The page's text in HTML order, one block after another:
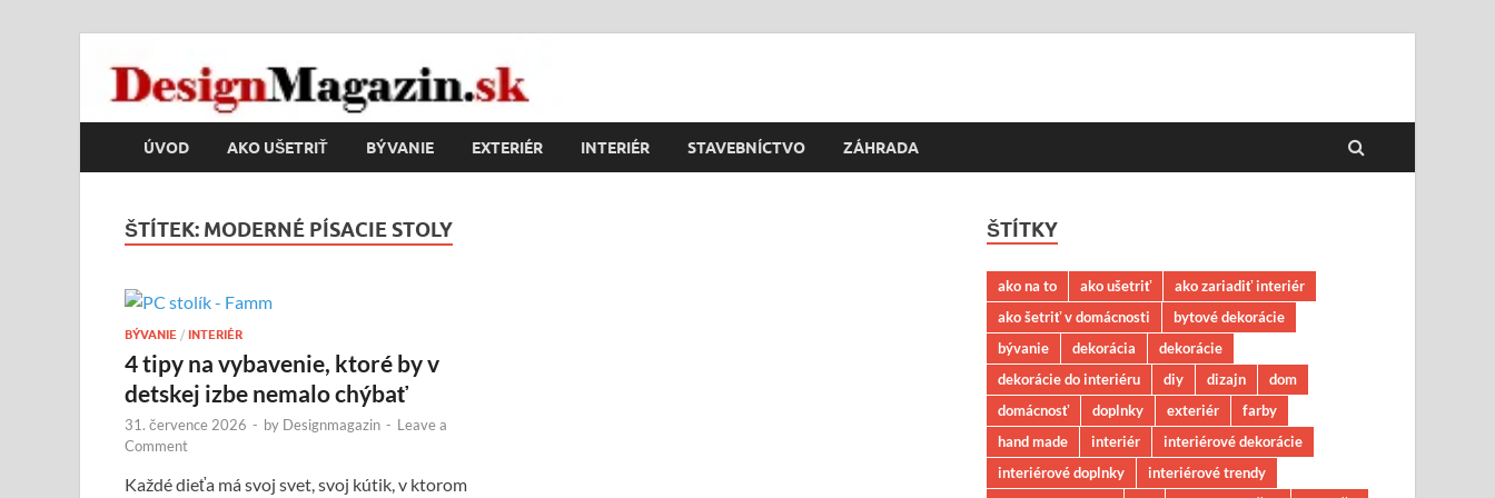
DesignMagazin.sk
Magazín o modernom bývaní
ÚVOD AKO UŠETRIŤ BÝVANIE EXTERIÉR INTERIÉR STAVEBNÍCTVO ZÁHRADA
ŠTÍTEK: MODERNÉ PÍSACIE STOLY
BÝVANIE / INTERIÉR
4 tipy na vybavenie, ktoré by v
detskej izbe nemalo chýbať
31. července 2026 - by Designmagazin - Leave a
Comment
Každé dieťa má svoj svet, svoj kútik, v ktorom
ŠTÍTKY
ako na to ako ušetriť
ako zariadiť interiér
ako šetriť v domácnosti
bytové dekorácie
bývanie
dekorácia
dekorácie
dekorácie do interiéru
diy dizajn
dom
domácnosť
doplnky exteriér
farby
hand made
interiér
interiérové dekorácie
interiérové doplnky
interiérové trendy